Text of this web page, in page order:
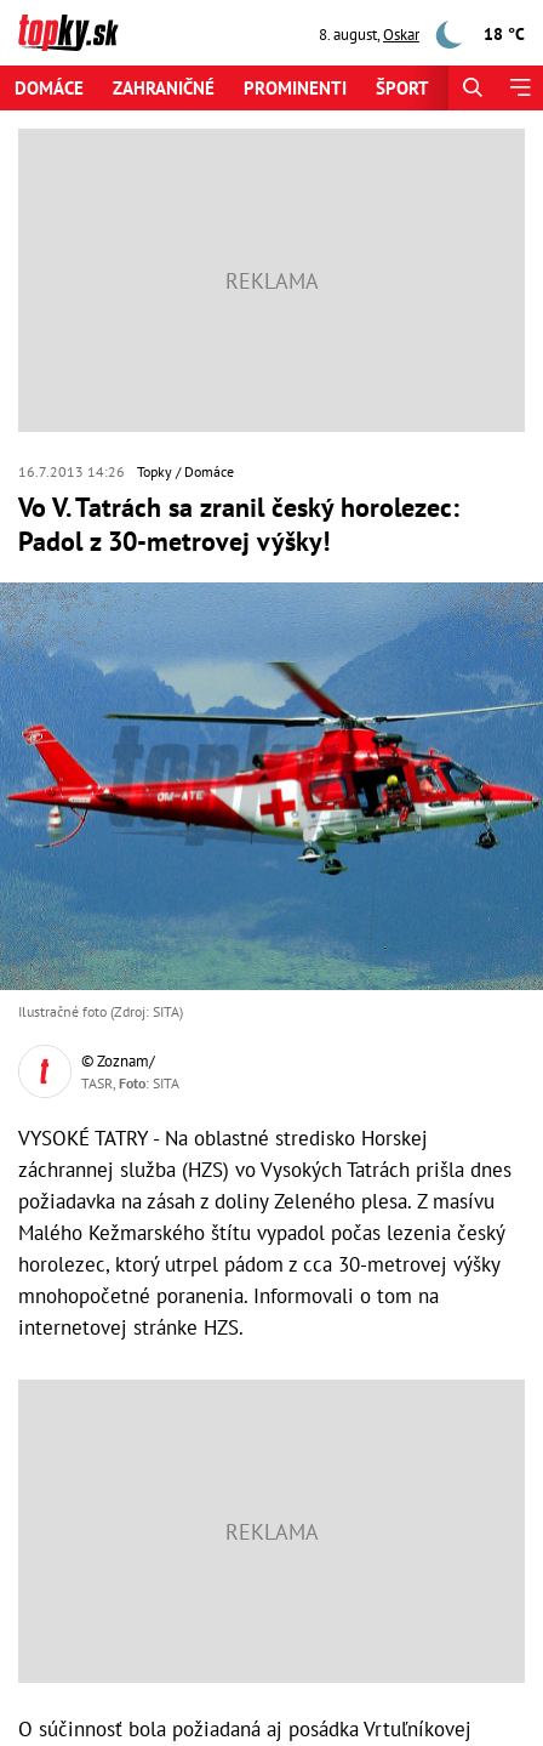
8. august,Oskar 18 °C
DOMÁCE ZAHRANIČNÉ PROMINENTI ŠPORT
16.7.2013 14:26 Topky Domáce
Vo V. Tatrách sa zranil český horolezec:
Padol z 30-metrovej výšky!
Ilustračné foto (Zdroj: SITA)
© Zoznam/
TASR, Foto: SITA
VYSOKÉ TATRY - Na oblastné stredisko Horskej
záchrannej služba (HZS) vo Vysokých Tatrách prišla dnes
požiadavka na zásah z doliny Zeleného plesa. Z masívu
Malého Kežmarského štítu vypadol počas lezenia český
horolezec, ktorý utrpel pádom z cca 30-metrovej výšky
mnohopočetné poranenia. Informovali o tom na
internetovej stránke HZS.
O súčinnosť bola požiadaná aj posádka Vrtuľníkovej